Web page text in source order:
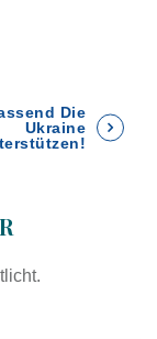
Die
Ukraine